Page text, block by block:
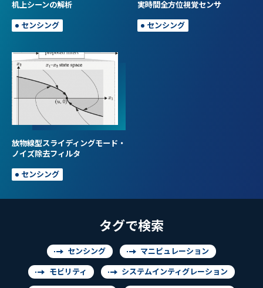
机上シーンの解析
センシング
実時間全方位視覚センサ
センシング
放物線型スライディングモード・
ノイズ除去フィルタ
センシング
タグで検索
センシング マニピュレーション
モビリティ システムインティグレーション